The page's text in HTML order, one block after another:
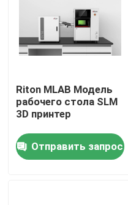
Дома
О Компании
Riton MLAB Модель
рабочего стола SLM
3D принтер
Отправить запрос